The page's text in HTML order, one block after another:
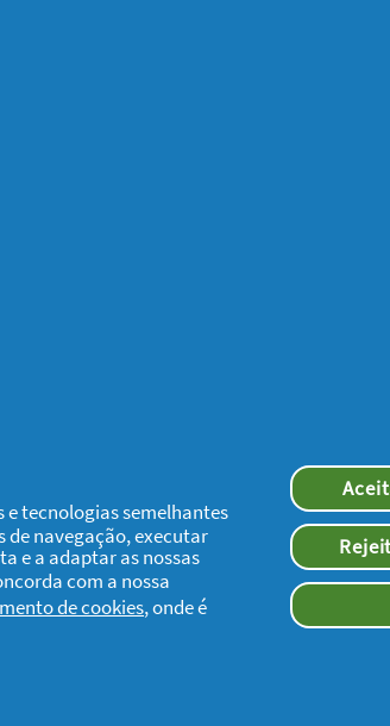
DÊ UMA OPINIÃO
e tecnologias semelhantes
de navegação, executar
e a adaptar as nossas
com a nossa
de cookies, onde é